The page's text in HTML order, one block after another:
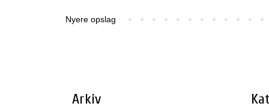
Nyere opslag
Arkiv